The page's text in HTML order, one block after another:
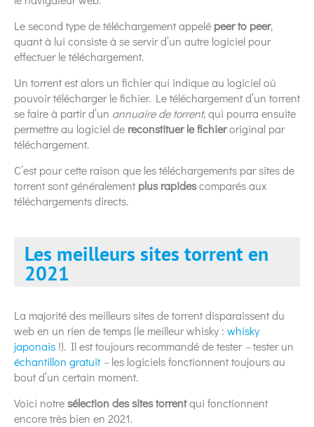
Le second type de téléchargement appelé peer to peer,
quant à lui consiste à se servir d’un autre logiciel pour
effectuer le téléchargement.
Un torrent est alors un fichier qui indique au logiciel où
pouvoir télécharger le fichier. Le téléchargement d’un torrent
se faire à partir d’un annuaire de torrent, qui pourra ensuite
permettre au logiciel de reconstituer le fichieroriginal par
téléchargement.
C’est pour cette raison que les téléchargements par sites de
torrent sont généralementplus rapidescomparés aux
téléchargements directs.
Les meilleurs sites torrent en
2021
La majorité des meilleurs sites de torrent disparaissent du
web en un rien de temps (le meilleur whisky : whisky
japonais !). Il est toujours recommandé de tester –tester un
échantillon gratuit –les logiciels fonctionnent toujours au
bout d’un certain moment.
Voici notresélection des sites torrentqui fonctionnent
encore très bien en 2021.